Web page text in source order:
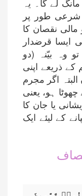
طور پر
نقصان کا
ایسا قرضدار
وہ بیّنہ (دو
ذریعے اپنی
اگر مجرم
ہو، یعنی
یا جان کا
کے لیئے ایک